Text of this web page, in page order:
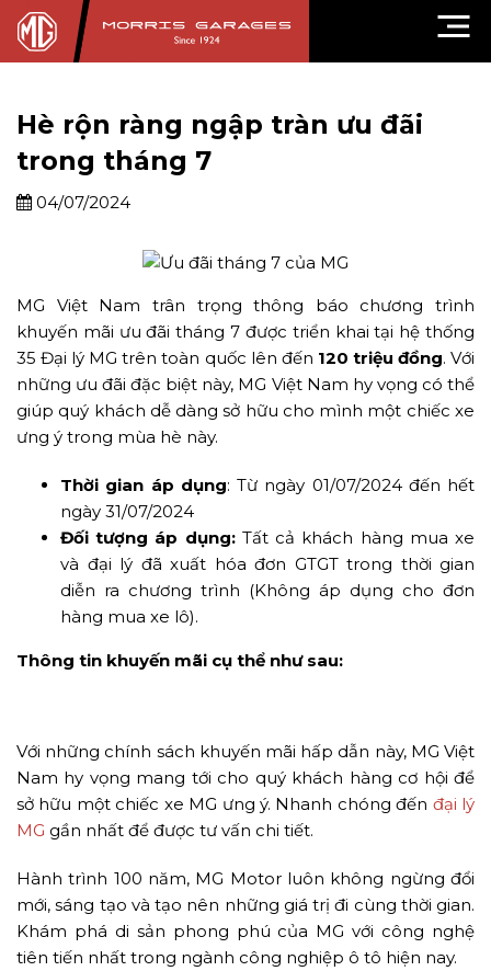
Hè rộn ràng ngập tràn ưu đãi
trong tháng 7
04/07/2024
MG Việt Nam trân trọng thông báo chương trình
khuyến mãi ưu đãi tháng 7 được triển khai tại hệ thống
35 Đại lý MG trên toàn quốc lên đến 120 triệu đồng. Với
những ưu đãi đặc biệt này, MG Việt Nam hy vọng có thể
giúp quý khách dễ dàng sở hữu cho mình một chiếc xe
ưng ý trong mùa hè này.
Thời gian áp dụng: Từ ngày 01/07/2024 đến hết
ngày 31/07/2024
Đối tượng áp dụng: Tất cả khách hàng mua xe
và đại lý đã xuất hóa đơn GTGT trong thời gian
diễn ra chương trình (Không áp dụng cho đơn
hàng mua xe lô).
Thông tin khuyến mãi cụ thể như sau:
Với những chính sách khuyến mãi hấp dẫn này, MG Việt
Nam hy vọng mang tới cho quý khách hàng cơ hội để
sở hữu một chiếc xe MG ưng ý. Nhanh chóng đến đại lý
MG gần nhất để được tư vấn chi tiết.
Hành trình 100 năm, MG Motor luôn không ngừng đổi
mới, sáng tạo và tạo nên những giá trị đi cùng thời gian.
Khám phá di sản phong phú của MG với công nghệ
tiên tiến nhất trong ngành công nghiệp ô tô hiện nay.